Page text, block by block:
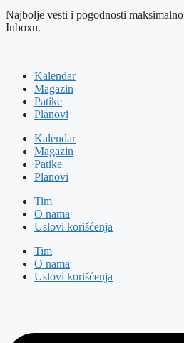
Najbolje vesti i pogodnosti
Inboxu.
Kalendar
Magazin
Patike
Planovi
Kalendar
Magazin
Patike
Planovi
Tim
O nama
Uslovi korišćenja
Tim
O nama
Uslovi korišćenja